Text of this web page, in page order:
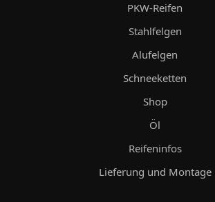
PKW-Reifen
Stahlfelgen
Alufelgen
Schneeketten
Shop
Öl
Reifeninfos
Lieferung und Montage